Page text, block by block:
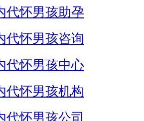
代怀男孩助孕
代怀男孩咨询
代怀男孩中心
代怀男孩机构
代怀男孩公司